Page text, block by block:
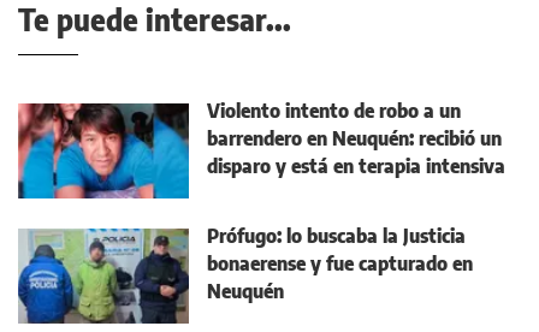
Te puede interesar...
Violento intento de robo a un
barrendero en Neuquén: recibió un
disparo y está en terapia intensiva
Prófugo: lo buscaba la Justicia
bonaerense y fue capturado en
Neuquén